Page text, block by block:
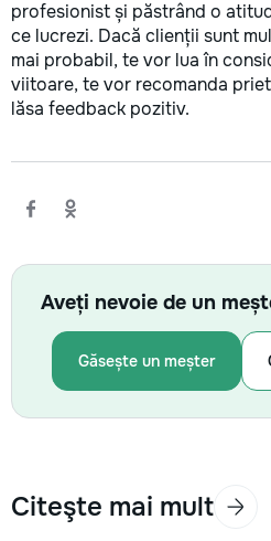
profesionist și păstrând o
ce lucrezi. Dacă clienții sunt
mai probabil, te vor lua în
viitoare, te vor recomanda
lăsa feedback pozitiv.
Aveți nevoie de un
Găsește un meșter
Citeşte mai mult